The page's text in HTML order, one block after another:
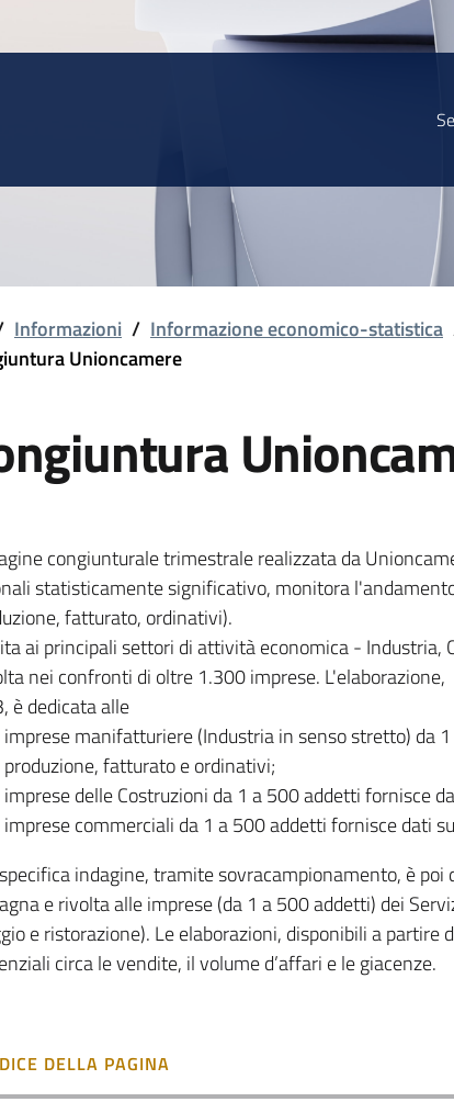
Informazioni / Informazione economico-statistica
Unioncamere
congiunturale trimestrale realizzata da
statisticamente significativo, monitora
fatturato, ordinativi).
ai principali settori di attività economica - Industria,
nei confronti di oltre 1.300 imprese.
è dedicata alle
imprese manifatturiere (Industria in senso stretto) da
produzione, fatturato e ordinativi;
imprese delle Costruzioni da 1 a 500 addetti fornisce
imprese commerciali da 1 a 500 addetti fornisce dati
indagine, tramite sovracampionamento, è
e rivolta alle imprese (da 1 a 500 addetti) dei
e ristorazione). Le elaborazioni, disponibili a
circa le vendite, il volume d’affari e le giacenze.
DELLA PAGINA